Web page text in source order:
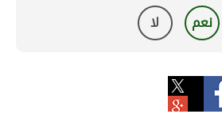
نعم لا